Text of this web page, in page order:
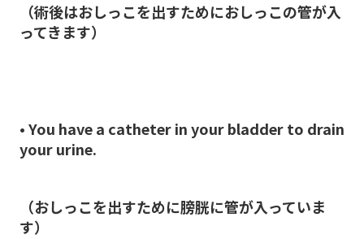
（術後はおしっこを出すためにおしっこの管が入
ってきます）
• You have a catheter in your bladder to drain
your urine.
（おしっこを出すために膀胱に管が入っていま
す）